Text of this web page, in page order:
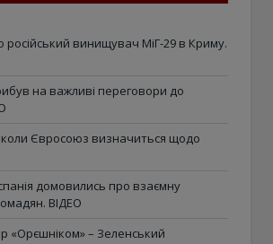
російський винищувач МіГ-29 в Криму.
на важливі переговори до
коли Євросоюз визначиться щодо
домовились про взаємну
ВІДЕО
«Орєшніком» – Зеленський